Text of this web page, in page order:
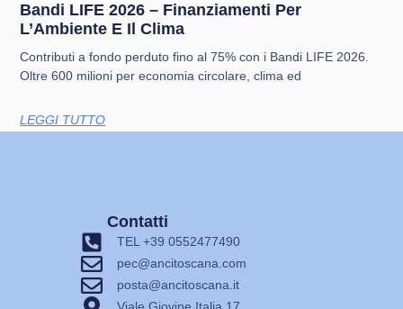
Bandi LIFE 2026 – Finanziamenti Per
L’Ambiente E Il Clima
Contributi a fondo perduto fino al 75% con i Bandi LIFE 2026.
Oltre 600 milioni per economia circolare, clima ed
LEGGI TUTTO
Contatti
TEL +39 0552477490
pec@ancitoscana.com
posta@ancitoscana.it